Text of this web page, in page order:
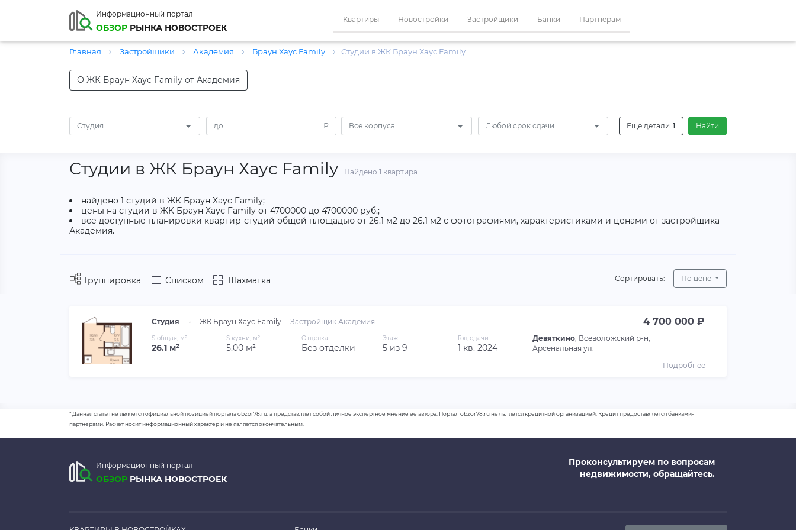
Информационный портал
ОБЗОР РЫНКА НОВОСТРОЕК
Квартиры Новостройки Застройщики Банки Партнерам
Главная Застройщики Академия Браун Хаус Family Студии в ЖК Браун Хаус Family
О ЖК Браун Хаус Family от Академия
Студия ₽ Все корпуса Любой срок сдачи Еще детали 1 Найти
Студии в ЖК Браун Хаус Family Найдено 1 квартира
найдено 1 студий в ЖК Браун Хаус Family;
цены на студии в ЖК Браун Хаус Family от 4700000 до 4700000 руб.;
все доступные планировки квартир-студий общей площадью от 26.1 м2 до 26.1 м2 с фотографиями, характеристиками и ценами от застройщика
Академия.
Группировка Списком Шахматка Сортировать: По цене
Студия • ЖК Браун Хаус Family Застройщик Академия 4 700 000 ₽
S общая, м²
26.1 м²
S кухни, м²
5.00 м²
Отделка
Без отделки
Этаж
5 из 9
Год сдачи
1 кв. 2024
Девяткино, Всеволожский р-н,
Арсенальная ул.
Подробнее
* Данная статья не является официальной позицией портала obzor78.ru, а представляет собой личное экспертное мнение ее автора. Портал obzor78.ru не является кредитной организацией. Кредит предоставляется банками-
партнерами. Расчет носит информационный характер и не является окончательным.
Информационный портал
ОБЗОР РЫНКА НОВОСТРОЕК
Проконсультируем по вопросам
недвижимости, обращайтесь.